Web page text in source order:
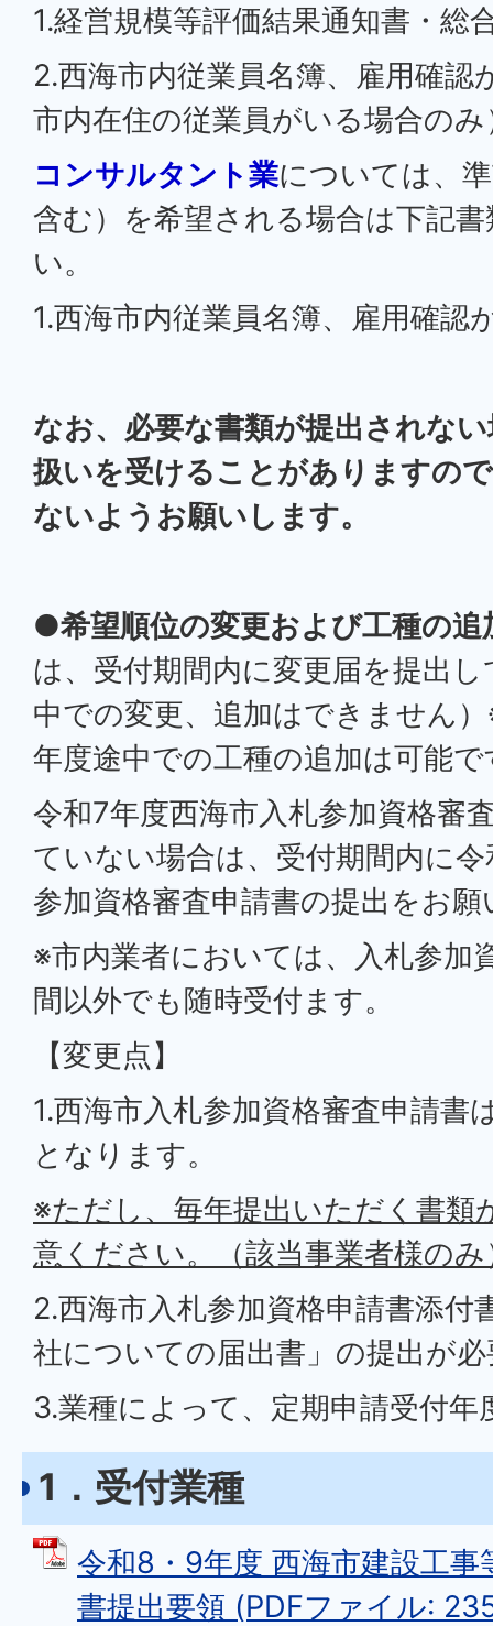
1.経営規模等評価結果通知書・総
2.西海市内従業員名簿、雇用確認
市内在住の従業員がいる場合のみ
コンサルタント業については、
含む）を希望される場合は下記
い。
1.西海市内従業員名簿、雇用確認
なお、必要な書類が提出されな
扱いを受けることがありますの
ないようお願いします。
●希望順位の変更および工種の追
は、受付期間内に変更届を提出
中での変更、追加はできません
年度途中での工種の追加は可能で
令和7年度西海市入札参加資格審
ていない場合は、受付期間内に
参加資格審査申請書の提出をお
※市内業者においては、入札参加
間以外でも随時受付ます。
【変更点】
1.西海市入札参加資格審査申請書
となります。
※ただし、毎年提出いただく書類
意ください。（該当事業者様のみ
2.西海市入札参加資格申請書添付
社についての届出書」の提出が
3.業種によって、定期申請受付年
1．受付業種
令和8・9年度 西海市建設工事
書提出要領 (PDFファイル: